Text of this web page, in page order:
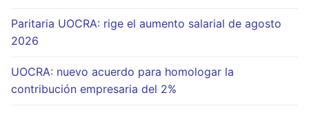
Paritaria UOCRA: rige el aumento salarial de agosto
2026
UOCRA: nuevo acuerdo para homologar la
contribución empresaria del 2%